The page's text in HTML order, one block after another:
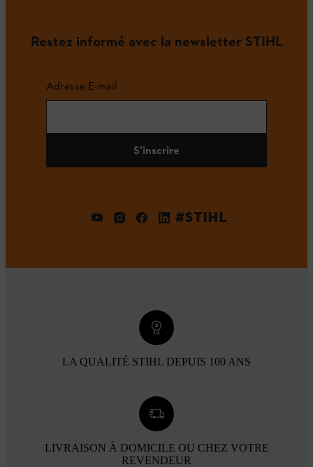
Restez informé avec la newsletter STIHL
Adresse E-mail
S'inscrire
#STIHL
LA QUALITÉ STIHL DEPUIS 100 ANS
LIVRAISON À DOMICILE OU CHEZ VOTRE
REVENDEUR